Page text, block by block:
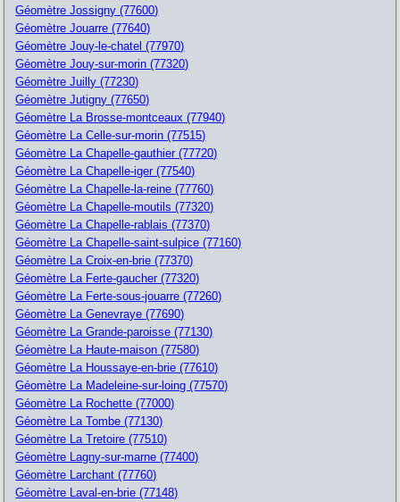
Géomètre Jossigny (77600)
Géomètre Jouarre (77640)
Géomètre Jouy-le-chatel (77970)
Géomètre Jouy-sur-morin (77320)
Géomètre Juilly (77230)
Géomètre Jutigny (77650)
Géomètre La Brosse-montceaux (77940)
Géomètre La Celle-sur-morin (77515)
Géomètre La Chapelle-gauthier (77720)
Géomètre La Chapelle-iger (77540)
Géomètre La Chapelle-la-reine (77760)
Géomètre La Chapelle-moutils (77320)
Géomètre La Chapelle-rablais (77370)
Géomètre La Chapelle-saint-sulpice (77160)
Géomètre La Croix-en-brie (77370)
Géomètre La Ferte-gaucher (77320)
Géomètre La Ferte-sous-jouarre (77260)
Géomètre La Genevraye (77690)
Géomètre La Grande-paroisse (77130)
Géomètre La Haute-maison (77580)
Géomètre La Houssaye-en-brie (77610)
Géomètre La Madeleine-sur-loing (77570)
Géomètre La Rochette (77000)
Géomètre La Tombe (77130)
Géomètre La Tretoire (77510)
Géomètre Lagny-sur-marne (77400)
Géomètre Larchant (77760)
Géomètre Laval-en-brie (77148)